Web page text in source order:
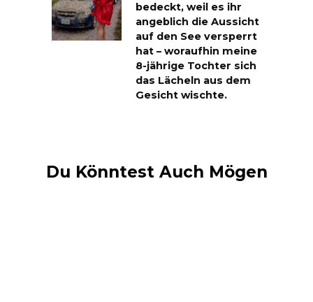
bedeckt, weil es ihr
angeblich die Aussicht
auf den See versperrt
hat – woraufhin meine
8-jährige Tochter sich
das Lächeln aus dem
Gesicht wischte.
Du Könntest Auch Mögen